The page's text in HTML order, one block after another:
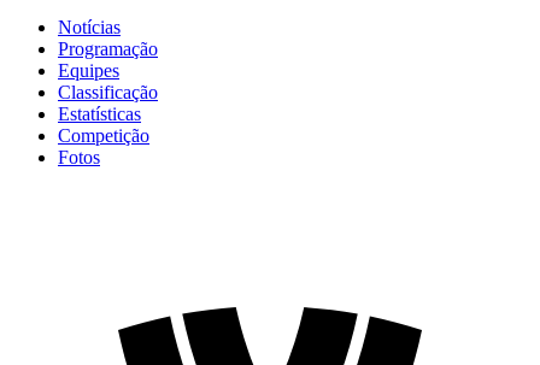
Notícias
Programação
Equipes
Classificação
Estatísticas
Competição
Fotos